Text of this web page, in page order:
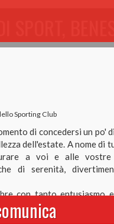
SPORT,
Sporting Club
di concedersi un po'
dell'estate. A nome di
a voi e alle
di serenità,
con tanto entusiasmo
ancora più piacevole la